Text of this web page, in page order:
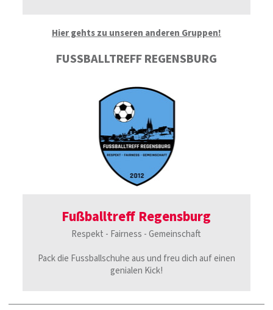
Hier gehts zu unseren anderen Gruppen!
FUSSBALLTREFF REGENSBURG
Fußballtreff Regensburg
Respekt - Fairness - Gemeinschaft
Pack die Fussballschuhe aus und freu dich auf einen
genialen Kick!